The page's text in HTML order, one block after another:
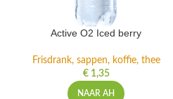
Active O2 Iced berry
Frisdrank, sappen, koffie, thee
€1,35
NAAR AH